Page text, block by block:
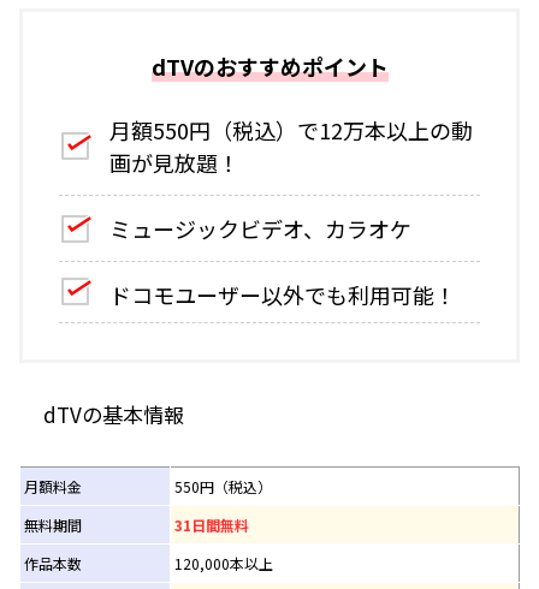
dTVのおすすめポイント
月額550円（税込）で12万本以上の動
画が見放題！
ミュージックビデオ、カラオケ
ドコモユーザー以外でも利用可能！
dTVの基本情報
月額料金
550円（税込）
無料期間
31日間無料
作品本数
120,000本以上